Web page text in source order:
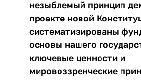
незыблемый принцип
проекте новой
систематизированы
основы нашего
ключевые ценности и
мировоззренческие